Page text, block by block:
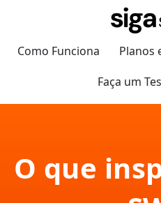
Como Funciona Planos
Faça um
O que